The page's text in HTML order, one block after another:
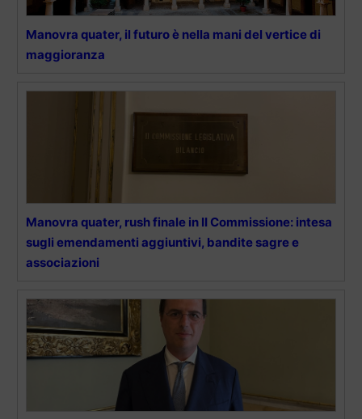
Manovra quater, il futuro è nella mani del vertice di
maggioranza
Manovra quater, rush finale in II Commissione: intesa
sugli emendamenti aggiuntivi, bandite sagre e
associazioni